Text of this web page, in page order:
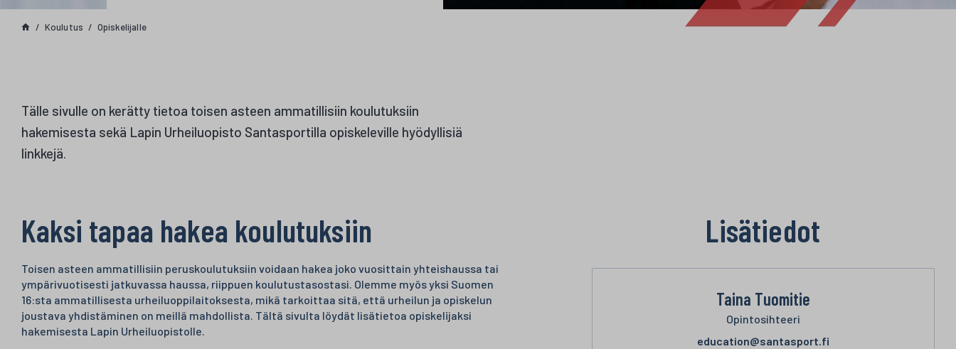
Koulutus Opiskelijalle
Tälle sivulle on kerätty tietoa toisen asteen ammatillisiin koulutuksiin
hakemisesta sekä Lapin Urheiluopisto Santasportilla opiskeleville hyödyllisiä
linkkejä.
Kaksi tapaa hakea koulutuksiin
Toisen asteen ammatillisiin peruskoulutuksiin voidaan hakea joko vuosittain yhteishaussa tai
ympärivuotisesti jatkuvassa haussa, riippuen koulutustasostasi. Olemme myös yksi Suomen
16:sta ammatillisesta urheiluoppilaitoksesta, mikä tarkoittaa sitä, että urheilun ja opiskelun
joustava yhdistäminen on meillä mahdollista. Tältä sivulta löydät lisätietoa opiskelijaksi
hakemisesta Lapin Urheiluopistolle.
Lisätiedot
Taina Tuomitie
Opintosihteeri
education@santasport.fi